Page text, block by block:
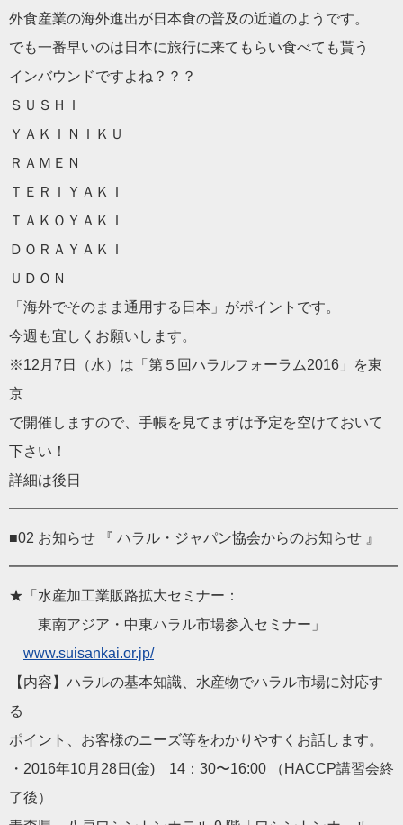
外食産業の海外進出が日本食の普及の近道のようです。
でも一番早いのは日本に旅行に来てもらい食べても貰う
インバウンドですよね？？？
ＳＵＳＨＩ
ＹＡＫＩＮＩＫＵ
ＲＡＭＥＮ
ＴＥＲＩＹＡＫＩ
ＴＡＫＯＹＡＫＩ
ＤＯＲＡＹＡＫＩ
ＵＤＯＮ
「海外でそのまま通用する日本」がポイントです。
今週も宜しくお願いします。
※12月7日（水）は「第５回ハラルフォーラム2016」を東
京
で開催しますので、手帳を見てまずは予定を空けておいて
下さい！
詳細は後日
━━━━━━━━━━━━━━━━━━━━━━━━━━━
■02 お知らせ 『 ハラル・ジャパン協会からのお知らせ 』
━━━━━━━━━━━━━━━━━━━━━━━━━━━
★「水産加工業販路拡大セミナー：
東南アジア・中東ハラル市場参入セミナー」
www.suisankai.or.jp/
【内容】ハラルの基本知識、水産物でハラル市場に対応す
る
ポイント、お客様のニーズ等をわかりやすくお話します。
・2016年10月28日(金) 14：30〜16:00 （HACCP講習会終
了後）